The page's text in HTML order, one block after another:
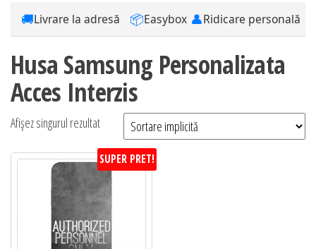
🚚Livrare la adresă 📦Easybox 👤Ridicare personală
Husa Samsung Personalizata
Acces Interzis
Afișez singurul rezultat
SUPER PRET!